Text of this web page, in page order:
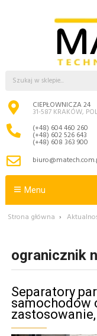
CIEPŁOWNICZA 24
31-587 KRAKÓW,
(+48) 604 460 260
(+48) 602 526 643
(+48) 608 363 900
Menu
Strona główna ›
ogranicznik
Separatory
samochodów